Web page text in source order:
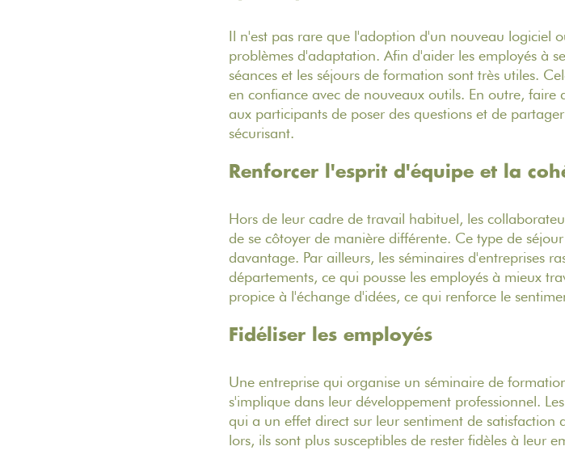
Il n'est pas rare que l'adoption d'un nouveau logiciel
problèmes d'adaptation. Afin d'aider les employés à
séances et les séjours de formation sont très utiles.
en confiance avec de nouveaux outils. En outre,
aux participants de poser des questions et de
sécurisant.
Renforcer l'esprit d'équipe et la
Hors de leur cadre de travail habituel, les
de se côtoyer de manière différente. Ce type de
davantage. Par ailleurs, les séminaires d'entreprises
départements, ce qui pousse les employés à mieux
propice à l'échange d'idées, ce qui renforce le
Fidéliser les employés
Une entreprise qui organise un séminaire de
s'implique dans leur développement professionnel.
qui a un effet direct sur leur sentiment de
lors, ils sont plus susceptibles de rester fidèles à leur